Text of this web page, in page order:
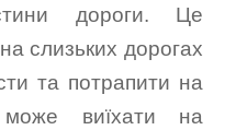
дороги. Це
слизьких дорогах
та потрапити на
може виїхати на